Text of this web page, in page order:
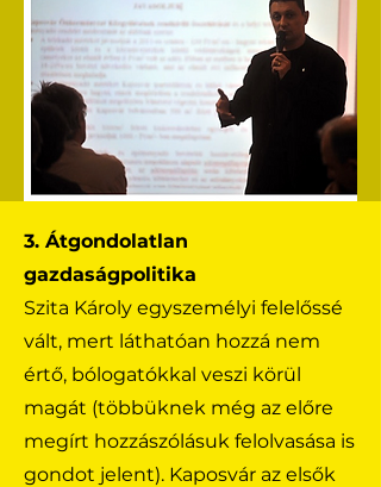
3. Átgondolatlan
gazdaságpolitika
Szita Károly egyszemélyi felelőssé
vált, mert láthatóan hozzá nem
értő, bólogatókkal veszi körül
magát (többüknek még az előre
megírt hozzászólásuk felolvasása is
gondot jelent). Kaposvár az elsők